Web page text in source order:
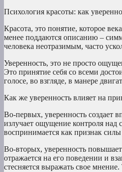
Психология красоты: как
Красота, это понятие, которое
менее поддаются описанию –
человека неотразимым, часто
Уверенность, это не просто
Это принятие себя со всеми
голосе, во взгляде, в манере
Как же уверенность влияет на
Во-первых, уверенность создает
излучает ощущение контроля над
воспринимается как признак
Во-вторых, уверенность
отражается на его поведении и
стесняется выражать свое